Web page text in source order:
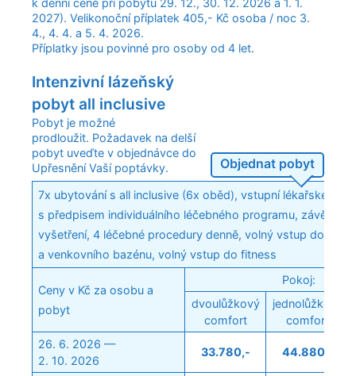
k denní ceně při pobytu 29. 12., 30. 12. 2026 a 1. 1.
2027). Velikonoční příplatek 405,- Kč osoba / noc 3.
4., 4. 4. a 5. 4. 2026.
Příplatky jsou povinné pro osoby od 4 let.
Intenzivní lázeňský
pobyt all inclusive
Pobyt je možné
prodloužit. Požadavek na delší
pobyt uveďte v objednávce do
Upřesnění Vaší poptávky.
Objednat pobyt
7x ubytování s all inclusive (6x oběd), vstupní lékařské
s předpisem individuálního léčebného programu, závěrečné
vyšetření, 4 léčebné procedury denně, volný vstup do
a venkovního bazénu, volný vstup do fitness
Ceny v Kč za osobu a
pobyt
Pokoj:
dvoulůžkový
comfort
jednolůžkový
comfort
26. 6. 2026 —
2. 10. 2026
33.780,- 44.880,-